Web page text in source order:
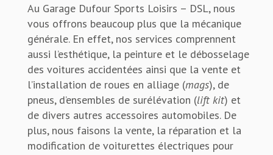
Au Garage Dufour Sports Loisirs – DSL, nous
vous offrons beaucoup plus que la mécanique
générale. En effet, nos services comprennent
aussi l’esthétique, la peinture et le débosselage
des voitures accidentées ainsi que la vente et
l’installation de roues en alliage (mags), de
pneus, d’ensembles de surélévation (lift kit) et
de divers autres accessoires automobiles. De
plus, nous faisons la vente, la réparation et la
modification de voiturettes électriques pour